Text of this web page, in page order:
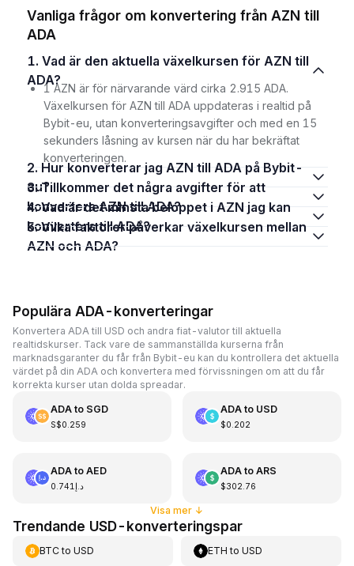
Vanliga frågor om konvertering från AZN till
ADA
1. Vad är den aktuella växelkursen för AZN till
ADA?
1 AZN är för närvarande värd cirka 2.915 ADA.
Växelkursen för AZN till ADA uppdateras i realtid på
Bybit-eu, utan konverteringsavgifter och med en 15
sekunders låsning av kursen när du har bekräftat
konverteringen.
2. Hur konverterar jag AZN till ADA på Bybit-
eu?
3. Tillkommer det några avgifter för att
konvertera AZN till ADA?
4. Vad är det minsta beloppet i AZN jag kan
konvertera till ADA?
5. Vilka faktorer påverkar växelkursen mellan
AZN och ADA?
Populära ADA-konverteringar
Konvertera ADA till USD och andra fiat-valutor till aktuella
realtidskurser. Tack vare de sammanställda kurserna från
marknadsgaranter du får från Bybit-eu kan du kontrollera det aktuella
värdet på din ADA och konvertera med förvissningen om att du får
korrekta kurser utan dolda spreadar.
ADAto SGD
S$0.259
ADAto USD
$0.202
ADAto AED
د.إ0.741
ADAto ARS
$302.76
Visa mer ↓
Trendande USD-konverteringspar
BTCto USD ETH toUSD